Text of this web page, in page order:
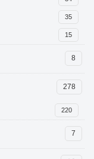
35
15
8
278
220
7